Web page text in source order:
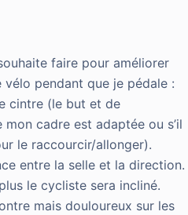
faire pour améliorer
pendant que je pédale :
cintre (le but et de
cadre est adaptée ou s’il
le raccourcir/allonger).
entre la selle et la direction.
le cycliste sera incliné.
mais douloureux sur les